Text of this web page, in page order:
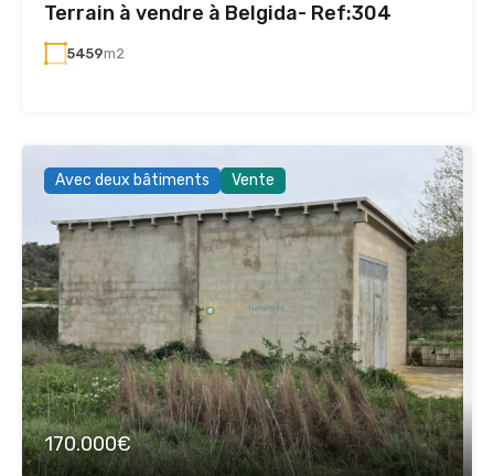
Terrain à vendre à Belgida- Ref:304
5459m2
Avec deux bâtiments Vente
170.000€